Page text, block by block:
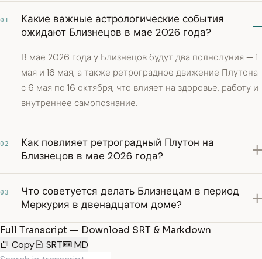
01
Какие важные астрологические события
ожидают Близнецов в мае 2026 года?
В мае 2026 года у Близнецов будут два полнолуния — 1
мая и 16 мая, а также ретроградное движение Плутона
с 6 мая по 16 октября, что влияет на здоровье, работу и
внутреннее самопознание.
02
Как повлияет ретроградный Плутон на
Близнецов в мае 2026 года?
03
Что советуется делать Близнецам в период
Меркурия в двенадцатом доме?
Full Transcript — Download SRT & Markdown
Copy
SRT MD